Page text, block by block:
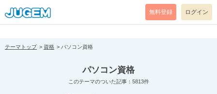
[pear_error: message="Success" code=0 mode=return level=notice
prefix="" info=""]
無料登録 ログイン
テーマトップ 資格 パソコン資格
パソコン資格
このテーマのついた記事：5813件